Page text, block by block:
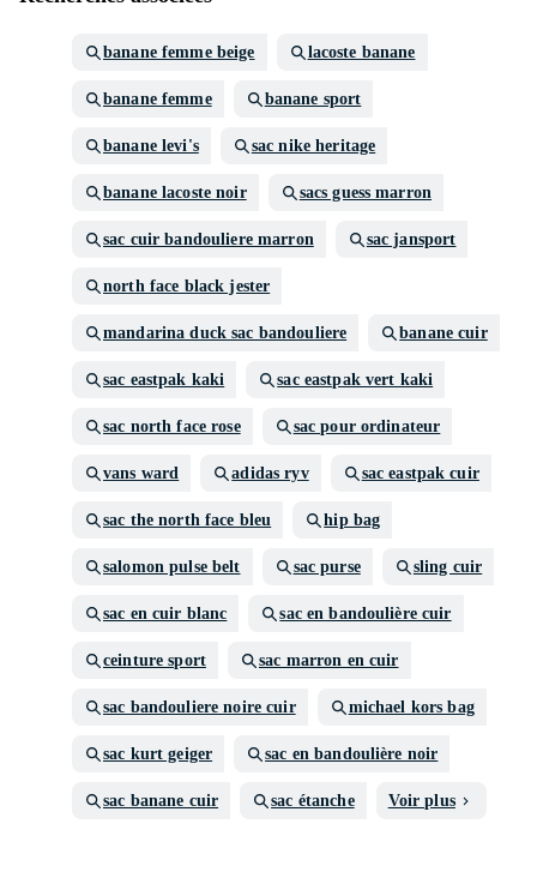
banane femme beige lacoste banane
banane femme banane sport
banane levi's sac nike heritage
banane lacoste noir sacs guess marron
sac cuir bandouliere marron sac jansport
north face black jester
mandarina duck sac bandouliere banane cuir
sac eastpak kaki sac eastpak vert kaki
sac north face rose sac pour ordinateur
vans ward adidas ryv sac eastpak cuir
sac the north face bleu hip bag
salomon pulse belt sac purse sling cuir
sac en cuir blanc sac en bandoulière cuir
ceinture sport sac marron en cuir
sac bandouliere noire cuir michael kors bag
sac kurt geiger sac en bandoulière noir
sac banane cuir sac étanche Voir plus